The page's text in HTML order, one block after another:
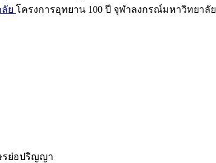
ย โครงการอุทยาน 100 ปี จุฬาลงกรณ์มหาวิทยาลัย
ย่อปริญญา